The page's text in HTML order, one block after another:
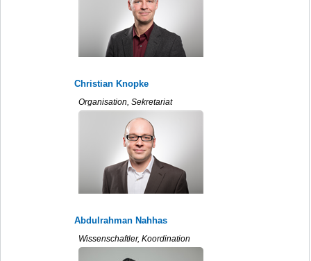
Christian Knopke
Organisation, Sekretariat
Abdulrahman Nahhas
Wissenschaftler, Koordination